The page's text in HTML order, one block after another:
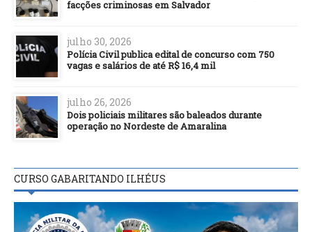
facções criminosas em Salvador
julho 30, 2026
Polícia Civil publica edital de concurso com 750
vagas e salários de até R$ 16,4 mil
julho 26, 2026
Dois policiais militares são baleados durante
operação no Nordeste de Amaralina
CURSO GABARITANDO ILHÉUS